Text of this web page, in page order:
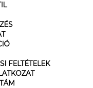
FELTÉTELEK